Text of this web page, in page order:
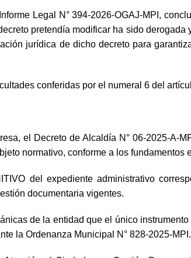
Legal N° 394-2026-OGAJ-MPI,
pretendía modificar ha sido
jurídica de dicho decreto para
conferidas por el numeral 6 del
el Decreto de Alcaldía N° 06-2025-A-
normativo, conforme a los fundamentos
del expediente administrativo
documentaria vigentes.
de la entidad que el único
la Ordenanza Municipal N° 828-2025-MPI.